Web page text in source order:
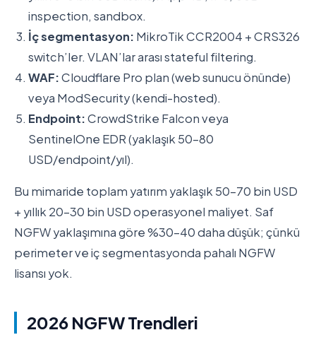
inspection, sandbox.
İç segmentasyon: MikroTik CCR2004 + CRS326
switch’ler. VLAN’lar arası stateful filtering.
WAF:Cloudflare Pro plan (web sunucu önünde)
veya ModSecurity (kendi-hosted).
Endpoint:CrowdStrike Falcon veya
SentinelOne EDR (yaklaşık 50-80
USD/endpoint/yıl).
Bu mimaride toplam yatırım yaklaşık 50-70 bin USD
+ yıllık 20-30 bin USD operasyonel maliyet. Saf
NGFW yaklaşımına göre %30-40 daha düşük; çünkü
perimeter ve iç segmentasyonda pahalı NGFW
lisansı yok.
2026 NGFW Trendleri